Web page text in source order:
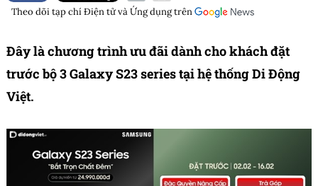
Theo dõi tạp chíĐiện tử và Ứng dụngtrên
Đây là chương trình ưu đãi dành cho khách đặt
trước bộ 3 Galaxy S23 series tại hệ thống Di Động
Việt.